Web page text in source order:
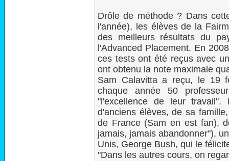
Drôle de méthode ? Dans
l'année), les élèves de la
des meilleurs résultats du
l'Advanced Placement. En
ces tests ont été reçus avec
ont obtenu la note maximale
Sam Calavitta a reçu, le 19
chaque année 50
"l'excellence de leur
d'anciens élèves, de sa
de France (Sam en est fan),
jamais, jamais abandonner"),
Unis, George Bush, qui le
"Dans les autres cours, on